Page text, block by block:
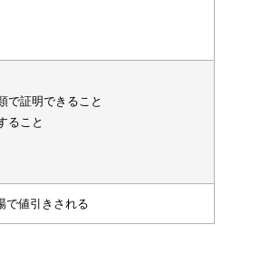
で証明できること
ること
で値引きされる